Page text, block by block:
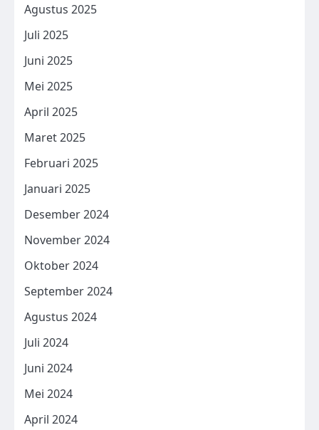
Agustus 2025
Juli 2025
Juni 2025
Mei 2025
April 2025
Maret 2025
Februari 2025
Januari 2025
Desember 2024
November 2024
Oktober 2024
September 2024
Agustus 2024
Juli 2024
Juni 2024
Mei 2024
April 2024